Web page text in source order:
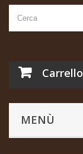
Carrello
MENÙ